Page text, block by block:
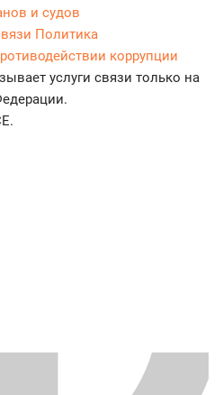
и судов
Политика
коррупции
услуги связи только на